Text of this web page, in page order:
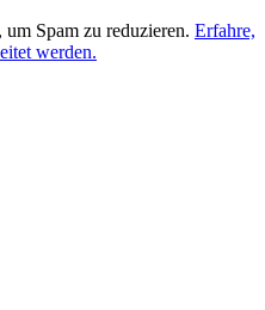
Spam zu reduzieren. Erfahre,
werden.